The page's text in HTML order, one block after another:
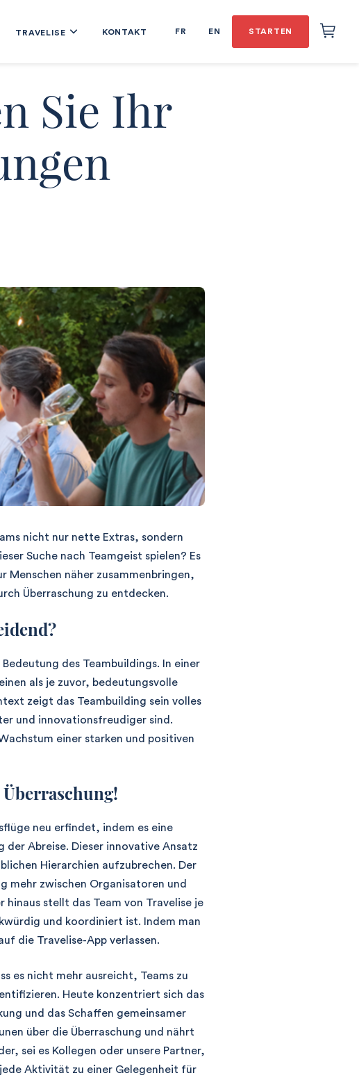
TRAVELISE KONTAKT FR EN STARTEN
Sie Ihr
nicht nur nette Extras, sondern
Suche nach Teamgeist spielen? Es
näher zusammenbringen,
Überraschung zu entdecken.
des Teambuildings. In einer
als je zuvor, bedeutungsvolle
zeigt das Teambuilding sein volles
und innovationsfreudiger sind.
einer starken und positiven
neu erfindet, indem es eine
der Abreise. Dieser innovative Ansatz
Hierarchien aufzubrechen. Der
mehr zwischen Organisatoren und
stellt das Team von Travelise je
und koordiniert ist. Indem man
die Travelise-App verlassen.
es nicht mehr ausreicht, Teams zu
Heute konzentriert sich das
und das Schaffen gemeinsamer
über die Überraschung und nährt
sei es Kollegen oder unsere Partner,
Aktivität zu einer Gelegenheit für